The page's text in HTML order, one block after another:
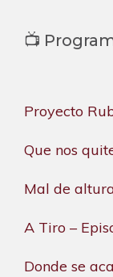
📺
Proyecto
Que nos
Mal de
A Tiro –
Donde se